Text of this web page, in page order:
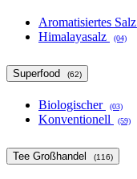
Aromatisiertes Salz
Himalayasalz (04)
Superfood (62)
Biologischer (03)
Konventionell (59)
Tee Großhandel (116)